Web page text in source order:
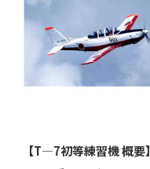
【T―7初等練習機 概要】